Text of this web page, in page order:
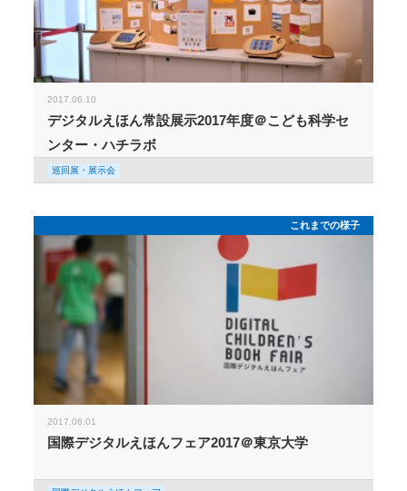
2017.06.10
デジタルえほん常設展示2017年度＠こども科学セ
ンター・ハチラボ
巡回展・展示会
これまでの様子
2017.06.01
国際デジタルえほんフェア2017＠東京大学